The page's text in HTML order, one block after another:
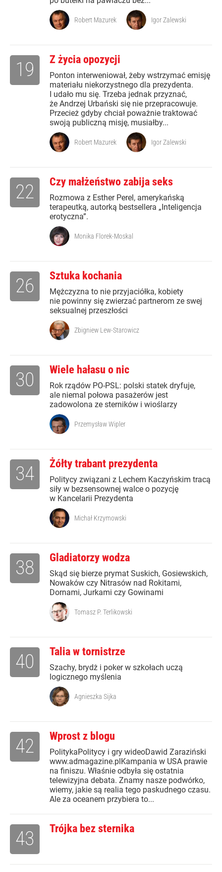
Robert Mazurek Igor Zalewski
Z życia opozycji
Ponton interweniował, żeby wstrzymać emisję
materiału niekorzystnego dla prezydenta.
I udało mu się. Trzeba jednak przyznać,
że Andrzej Urbański się nie przepracowuje.
Przecież gdyby chciał poważnie traktować
swoją publiczną misję, musiałby...
19
Robert Mazurek Igor Zalewski
Czy małżeństwo zabija seks
Rozmowa z Esther Perel, amerykańską
terapeutką, autorką bestsellera „Inteligencja
erotyczna”.
22
Monika Florek-Moskal
Sztuka kochania
Mężczyzna to nie przyjaciółka, kobiety
nie powinny się zwierzać partnerom ze swej
seksualnej przeszłości
26
Zbigniew Lew-Starowicz
Wiele hałasu o nic
Rok rządów PO-PSL: polski statek dryfuje,
ale niemal połowa pasażerów jest
zadowolona ze sterników i wioślarzy
30
Przemysław Wipler
Żółty trabant prezydenta
Politycy związani z Lechem Kaczyńskim tracą
siły w bezsensownej walce o pozycję
w Kancelarii Prezydenta
34
Michał Krzymowski
Gladiatorzy wodza
Skąd się bierze prymat Suskich, Gosiewskich,
Nowaków czy Nitrasów nad Rokitami,
Dornami, Jurkami czy Gowinami
38
Tomasz P. Terlikowski
Talia w tornistrze
Szachy, brydż i poker w szkołach uczą
logicznego myślenia
40
Agnieszka Sijka
Wprost z blogu
PolitykaPolitycy i gry wideoDawid Zaraziński
www.admagazine.plKampania w USA prawie
na finiszu. Właśnie odbyła się ostatnia
telewizyjna debata. Znamy nasze podwórko,
wiemy, jakie są realia tego paskudnego czasu.
Ale za oceanem przybiera to...
42
Trójka bez sternika
43